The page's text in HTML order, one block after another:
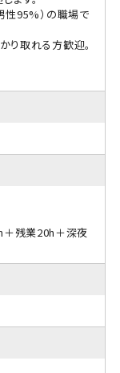
95%）の職場で
り取れる方歓迎。
残業20h＋深夜